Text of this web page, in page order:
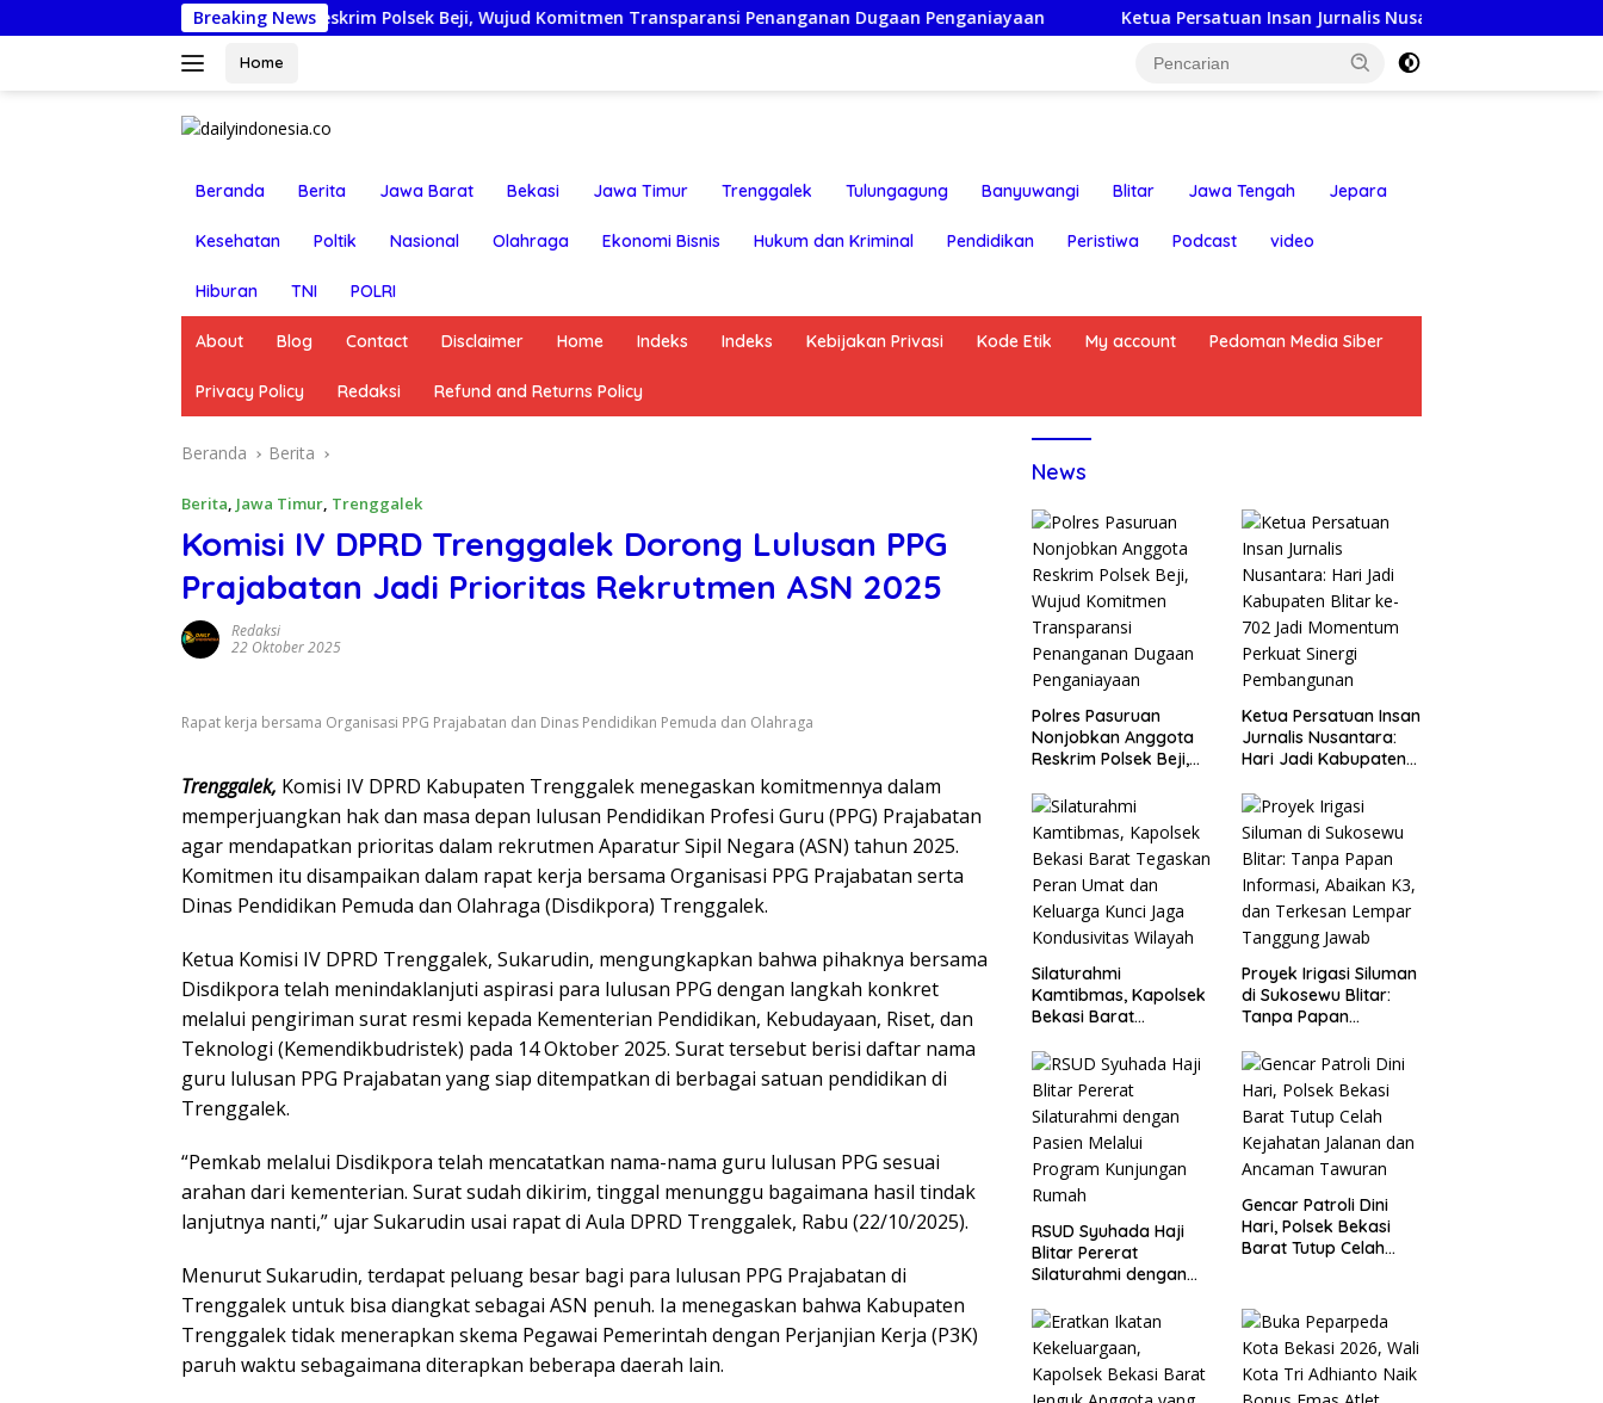
ke
Breaking News
Nonjobkan Anggota Reskrim Polsek Beji, Wujud Komitmen Transparansi Penanganan Dugaan Penganiayaan Ketua Persatuan Insan Jurnalis Nusantara: Hari Jadi Kabupaten Blitar
Home
Beranda Berita Jawa Barat Bekasi Jawa Timur Trenggalek Tulungagung Banyuwangi Blitar Jawa Tengah Jepara
Kesehatan Poltik Nasional Olahraga Ekonomi Bisnis Hukum dan Kriminal Pendidikan Peristiwa Podcast video
Hiburan TNI POLRI
About Blog Contact Disclaimer Home Indeks Indeks Kebijakan Privasi Kode Etik My account Pedoman Media Siber
Privacy Policy Redaksi Refund and Returns Policy
Beranda Berita
Berita, Jawa Timur, Trenggalek
Komisi IV DPRD Trenggalek Dorong Lulusan PPG
Prajabatan Jadi Prioritas Rekrutmen ASN 2025
Redaksi
22 Oktober 2025
Rapat kerja bersama Organisasi PPG Prajabatan dan Dinas Pendidikan Pemuda dan Olahraga
Trenggalek, Komisi IV DPRD Kabupaten Trenggalek menegaskan komitmennya dalam
memperjuangkan hak dan masa depan lulusan Pendidikan Profesi Guru (PPG) Prajabatan
agar mendapatkan prioritas dalam rekrutmen Aparatur Sipil Negara (ASN) tahun 2025.
Komitmen itu disampaikan dalam rapat kerja bersama Organisasi PPG Prajabatan serta
Dinas Pendidikan Pemuda dan Olahraga (Disdikpora) Trenggalek.
Ketua Komisi IV DPRD Trenggalek, Sukarudin, mengungkapkan bahwa pihaknya bersama
Disdikpora telah menindaklanjuti aspirasi para lulusan PPG dengan langkah konkret
melalui pengiriman surat resmi kepada Kementerian Pendidikan, Kebudayaan, Riset, dan
Teknologi (Kemendikbudristek) pada 14 Oktober 2025. Surat tersebut berisi daftar nama
guru lulusan PPG Prajabatan yang siap ditempatkan di berbagai satuan pendidikan di
Trenggalek.
“Pemkab melalui Disdikpora telah mencatatkan nama-nama guru lulusan PPG sesuai
arahan dari kementerian. Surat sudah dikirim, tinggal menunggu bagaimana hasil tindak
lanjutnya nanti,” ujar Sukarudin usai rapat di Aula DPRD Trenggalek, Rabu (22/10/2025).
Menurut Sukarudin, terdapat peluang besar bagi para lulusan PPG Prajabatan di
Trenggalek untuk bisa diangkat sebagai ASN penuh. Ia menegaskan bahwa Kabupaten
Trenggalek tidak menerapkan skema Pegawai Pemerintah dengan Perjanjian Kerja (P3K)
paruh waktu sebagaimana diterapkan beberapa daerah lain.
News
Polres Pasuruan
Nonjobkan Anggota
Reskrim Polsek Beji,
Transparansi
Penanganan Dugaan
Penganiayaan
Ketua Persatuan Insan
Jurnalis Nusantara:
Hari Jadi Kabupaten
Momentum Perkuat
Sinergi Pembangunan
Silaturahmi
Kamtibmas, Kapolsek
Bekasi Barat
dan Keluarga Kunci
Jaga Kondusivitas
Wilayah
Proyek Irigasi Siluman
di Sukosewu Blitar:
Tanpa Papan
dan Terkesan Lempar
Tanggung Jawab
RSUD Syuhada Haji
Blitar Pererat
Silaturahmi dengan
Program Kunjungan
Rumah
Gencar Patroli Dini
Hari, Polsek Bekasi
Barat Tutup Celah
Tawuran